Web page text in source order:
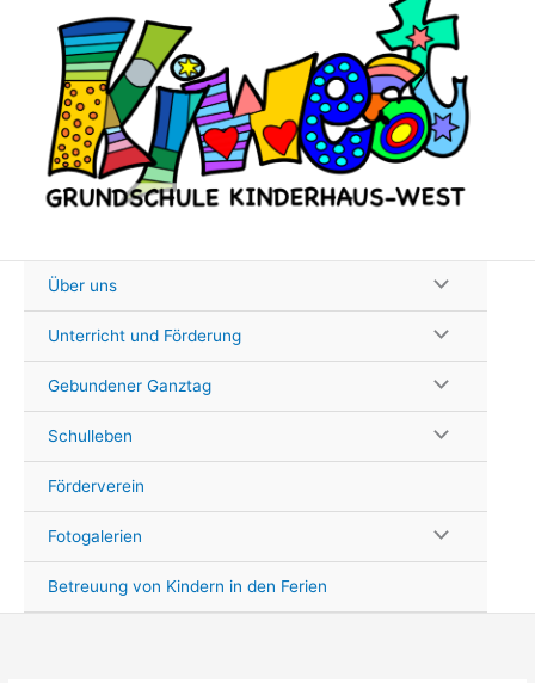
Über uns
Unterricht und Förderung
Gebundener Ganztag
Schulleben
Förderverein
Fotogalerien
Betreuung von Kindern in den Ferien